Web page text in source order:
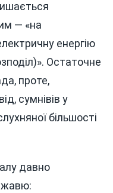
— «на
енергію
Остаточне
проте,
сумнівів у
більшості
давно